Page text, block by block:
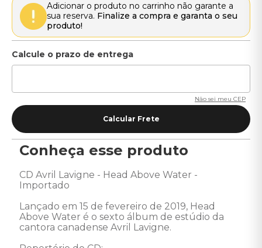
Adicionar o produto no carrinho não garante a
sua reserva. Finalize a compra e garanta o seu
produto!
Não sei meu CEP
Conheça esse produto
CD Avril Lavigne - Head Above Water -
Importado
Lançado em 15 de fevereiro de 2019, Head
Above Water é o sexto álbum de estúdio da
cantora canadense Avril Lavigne.